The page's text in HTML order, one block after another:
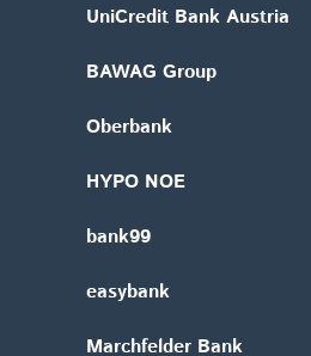
UniCredit Bank Austria
BAWAG Group
Oberbank
HYPO NOE
bank99
easybank
Marchfelder Bank